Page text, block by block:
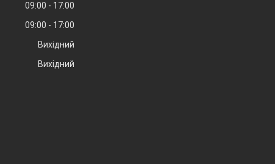
09:00
17:00
09:00
17:00
Вихідний
Вихідний